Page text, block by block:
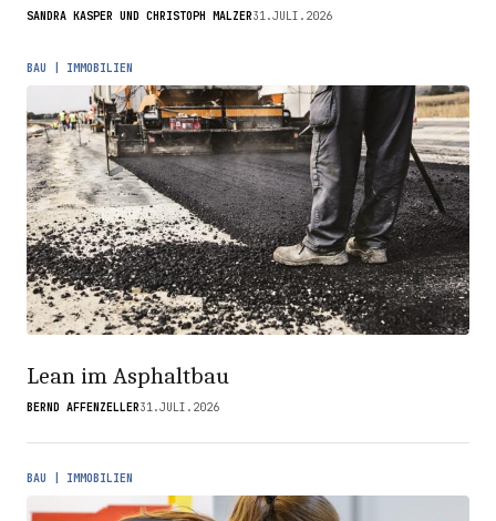
SANDRA KASPER UND CHRISTOPH MALZER31.JULI.2026
BAU | IMMOBILIEN
Lean im Asphaltbau
BERND AFFENZELLER31.JULI.2026
BAU | IMMOBILIEN